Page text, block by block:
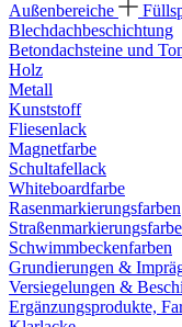
Außenbereiche
Blechdachbeschichtung
Betondachsteine und
Holz
Metall
Kunststoff
Fliesenlack
Magnetfarbe
Schultafellack
Whiteboardfarbe
Rasenmarkierungsfarben
Schwimmbeckenfarben
Grundierungen &
Versiegelungen &
Ergänzungsprodukte,